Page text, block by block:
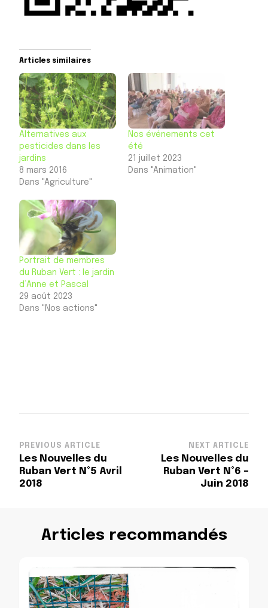
Articles similaires
Alternatives aux
pesticides dans les
jardins
8 mars 2016
Dans "Agriculture"
Nos événements cet
été
21 juillet 2023
Dans "Animation"
Portrait de membres
du Ruban Vert : le jardin
d’Anne et Pascal
29 août 2023
Dans "Nos actions"
Post
Navigation
PREVIOUS ARTICLE
Les Nouvelles du
Ruban Vert N°5 Avril
2018
NEXT ARTICLE
Les Nouvelles du
Ruban Vert N°6 –
Juin 2018
Articles recommandés